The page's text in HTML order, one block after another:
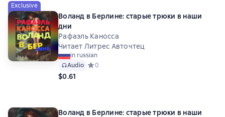
Exclusive
Воланд в Берлине: старые трюки в наши
дни
Рафаэль Каносса
Читает Литрес Авточтец
in russian
Audio Средний рейтинг 0 на основе 0 оценок
0
$0.61
Воланд в Берлине: старые трюки в наши